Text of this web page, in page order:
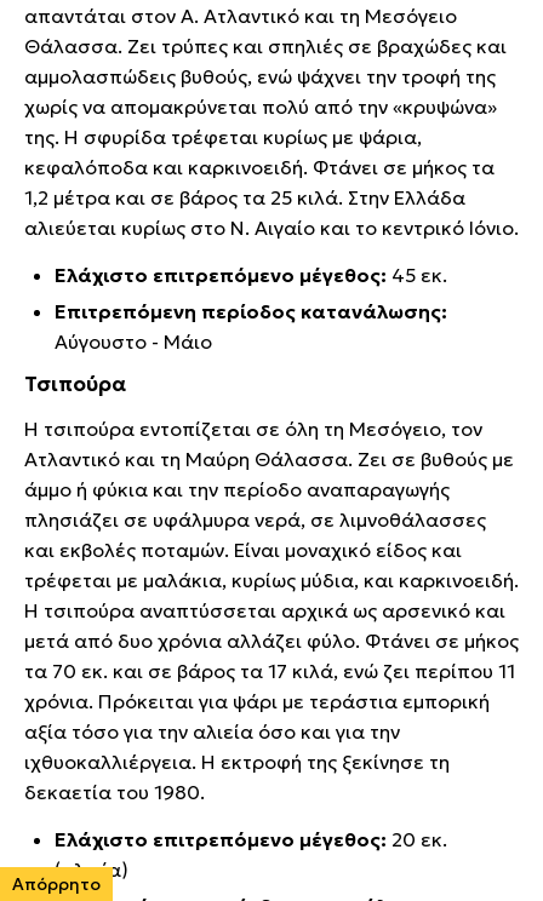
απαντάται στον Α. Ατλαντικό και τη Μεσόγειο
Θάλασσα. Ζει τρύπες και σπηλιές σε βραχώδες και
αμμολασπώδεις βυθούς, ενώ ψάχνει την τροφή της
χωρίς να απομακρύνεται πολύ από την «κρυψώνα»
της. Η σφυρίδα τρέφεται κυρίως με ψάρια,
κεφαλόποδα και καρκινοειδή. Φτάνει σε μήκος τα
1,2 μέτρα και σε βάρος τα 25 κιλά. Στην Ελλάδα
αλιεύεται κυρίως στο Ν. Αιγαίο και το κεντρικό Ιόνιο.
Ελάχιστο επιτρεπόμενο μέγεθος: 45 εκ.
Επιτρεπόμενη περίοδος κατανάλωσης:
Αύγουστο - Μάιο
Τσιπούρα
Η τσιπούρα εντοπίζεται σε όλη τη Μεσόγειο, τον
Ατλαντικό και τη Μαύρη Θάλασσα. Ζει σε βυθούς με
άμμο ή φύκια και την περίοδο αναπαραγωγής
πλησιάζει σε υφάλμυρα νερά, σε λιμνοθάλασσες
και εκβολές ποταμών. Είναι μοναχικό είδος και
τρέφεται με μαλάκια, κυρίως μύδια, και καρκινοειδή.
Η τσιπούρα αναπτύσσεται αρχικά ως αρσενικό και
μετά από δυο χρόνια αλλάζει φύλο. Φτάνει σε μήκος
τα 70 εκ. και σε βάρος τα 17 κιλά, ενώ ζει περίπου 11
χρόνια. Πρόκειται για ψάρι με τεράστια εμπορική
αξία τόσο για την αλιεία όσο και για την
ιχθυοκαλλιέργεια. Η εκτροφή της ξεκίνησε τη
δεκαετία του 1980.
Ελάχιστο επιτρεπόμενο μέγεθος: 20 εκ.
(αλιεία)
Απόρρητο